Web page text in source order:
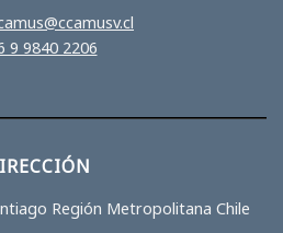
9 9840 2206
Región Metropolitana Chile